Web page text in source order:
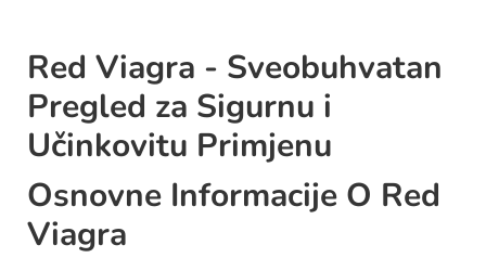
Red Viagra - Sveobuhvatan
Pregled za Sigurnu i
Učinkovitu Primjenu
Osnovne Informacije O Red
Viagra